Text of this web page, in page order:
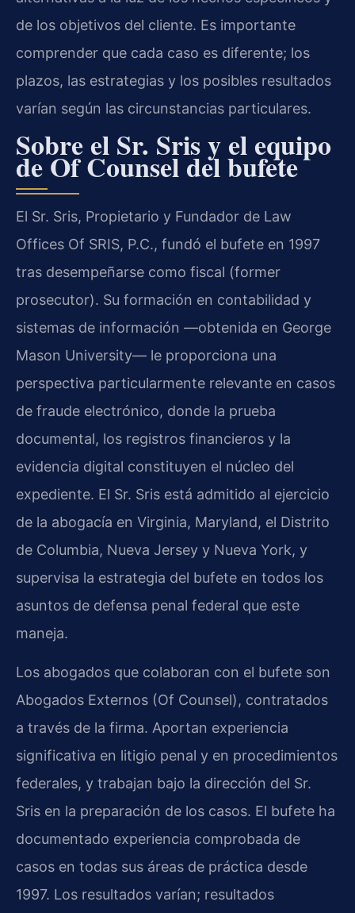
de los objetivos del cliente. Es importante
comprender que cada caso es diferente; los
plazos, las estrategias y los posibles resultados
varían según las circunstancias particulares.
Sobre el Sr. Sris y el equipo
de Of Counsel del bufete
El Sr. Sris, Propietario y Fundador de Law
Offices Of SRIS, P.C., fundó el bufete en 1997
tras desempeñarse como fiscal (former
prosecutor). Su formación en contabilidad y
sistemas de información —obtenida en George
Mason University— le proporciona una
perspectiva particularmente relevante en casos
de fraude electrónico, donde la prueba
documental, los registros financieros y la
evidencia digital constituyen el núcleo del
expediente. El Sr. Sris está admitido al ejercicio
de la abogacía en Virginia, Maryland, el Distrito
de Columbia, Nueva Jersey y Nueva York, y
supervisa la estrategia del bufete en todos los
asuntos de defensa penal federal que este
maneja.
Los abogados que colaboran con el bufete son
Abogados Externos (Of Counsel), contratados
a través de la firma. Aportan experiencia
significativa en litigio penal y en procedimientos
federales, y trabajan bajo la dirección del Sr.
Sris en la preparación de los casos. El bufete ha
documentado experiencia comprobada de
casos en todas sus áreas de práctica desde
1997. Los resultados varían; resultados